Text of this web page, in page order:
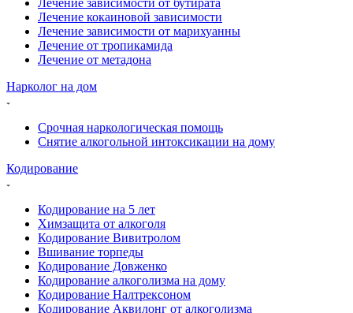
Лечение зависимости от бутирата
Лечение кокаиновой зависимости
Лечение зависимости от марихуанны
Лечение от тропикамида
Лечение от метадона
Нарколог на дом
Срочная наркологическая помощь
Снятие алкогольной интоксикации на дому
Кодирование
Кодирование на 5 лет
Химзащита от алкоголя
Кодирование Вивитролом
Вшивание торпеды
Кодирование Довженко
Кодирование алкоголизма на дому
Кодирование Налтрексоном
Кодирование Аквилонг от алкоголизма